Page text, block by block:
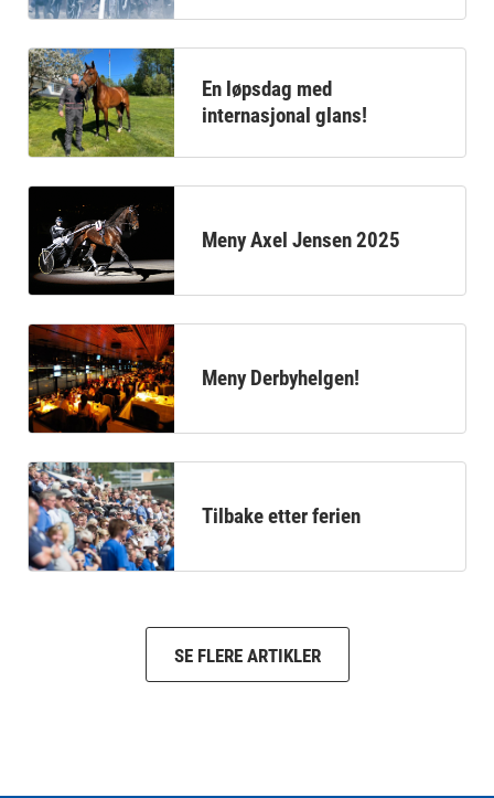
En løpsdag med
internasjonal glans!
Meny Axel Jensen 2025
Meny Derbyhelgen!
Tilbake etter ferien
SE FLERE ARTIKLER